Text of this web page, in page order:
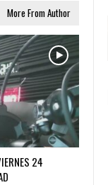
More From Author
24